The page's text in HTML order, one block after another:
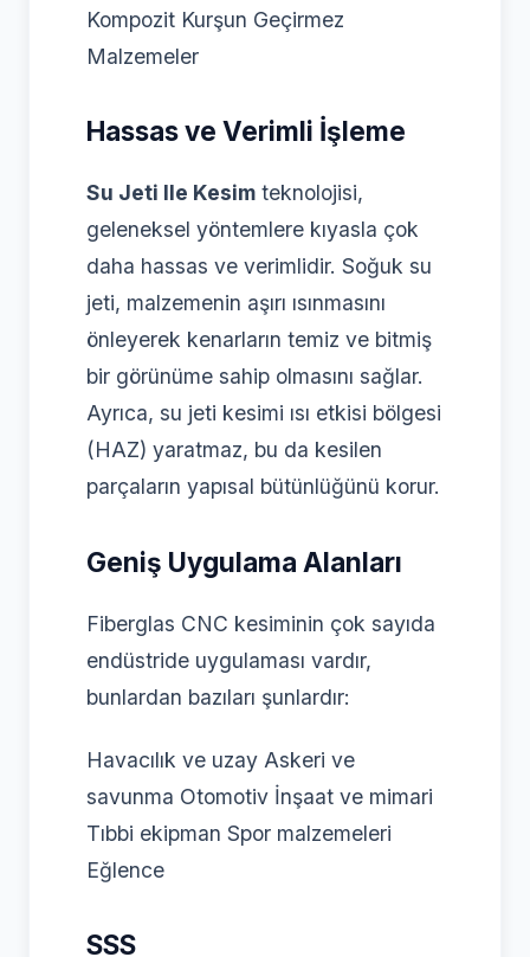
Kompozit Kurşun Geçirmez
Malzemeler
Hassas ve Verimli İşleme
Su Jeti Ile Kesim teknolojisi,
geleneksel yöntemlere kıyasla çok
daha hassas ve verimlidir. Soğuk su
jeti, malzemenin aşırı ısınmasını
önleyerek kenarların temiz ve bitmiş
bir görünüme sahip olmasını sağlar.
Ayrıca, su jeti kesimi ısı etkisi bölgesi
(HAZ) yaratmaz, bu da kesilen
parçaların yapısal bütünlüğünü korur.
Geniş Uygulama Alanları
Fiberglas CNC kesiminin çok sayıda
endüstride uygulaması vardır,
bunlardan bazıları şunlardır:
Havacılık ve uzay Askeri ve
savunma Otomotiv İnşaat ve mimari
Tıbbi ekipman Spor malzemeleri
Eğlence
SSS